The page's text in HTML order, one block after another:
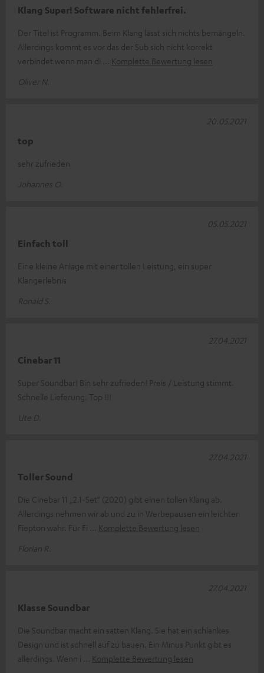
Klang Super! Software nicht fehlerfrei.
Der Titel ist Programm. Beim Klang lässt sich nichts bemängeln.
Allerdings kommt es vor das der Sub sich nicht korrekt
verbindet wenn man di
Komplette Bewertung lesen
Oliver N.
top
sehr zufrieden
Johannes O.
20.05.2021
Einfach toll
Eine kleine Anlage mit einer tollen Leistung, ein super
Klangerlebnis
Ronald S.
05.05.2021
Cinebar 11
Super Soundbar! Bin sehr zufrieden! Preis / Leistung stimmt.
Schnelle Lieferung. Top !!!
Ute D.
27.04.2021
Toller Sound
Die Cinebar 11 „2.1-Set“ (2020) gibt einen tollen Klang ab.
Allerdings nehmen wir ab und zu in Werbepausen ein leichter
Fiepton wahr. Für Fi
Komplette Bewertung lesen
Florian R.
27.04.2021
Klasse Soundbar
Die Soundbar macht ein satten Klang. Sie hat ein schlankes
Design und ist schnell auf zu bauen. Ein Minus Punkt gibt es
allerdings. Wenn i
Komplette Bewertung lesen
27.04.2021